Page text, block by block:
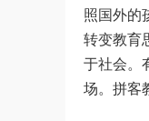
照国外的
转变教育
于社会。
场。拼客